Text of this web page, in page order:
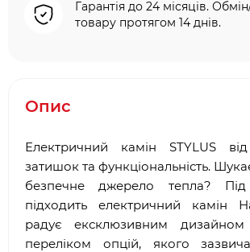
Гарантія до 24 місяців.
товару протягом 14 днів.
Опис
Електричний камін STYLUS
затишок та функціональність.
безпечне джерело тепла? Під
підходить електричний камін
радує ексклюзивним
переліком опцій, якого